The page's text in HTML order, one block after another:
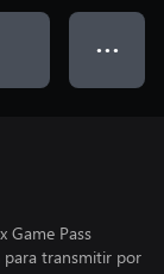
● ● ●
Game Pass
para transmitir por